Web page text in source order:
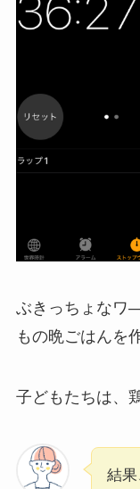
ぶきっちょなワ
もの晩ごはんを
子どもたちは、
結果